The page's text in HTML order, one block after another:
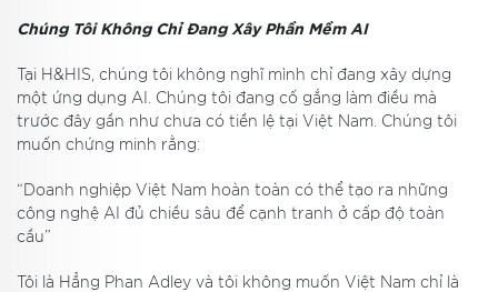
Chúng Tôi Không Chỉ Đang Xây Phần Mềm AI
Tại H&HIS, chúng tôi không nghĩ mình chỉ đang xây dựng
một ứng dụng AI. Chúng tôi đang cố gắng làm điều mà
trước đây gần như chưa có tiền lệ tại Việt Nam. Chúng tôi
muốn chứng minh rằng:
“Doanh nghiệp Việt Nam hoàn toàn có thể tạo ra những
công nghệ AI đủ chiều sâu để cạnh tranh ở cấp độ toàn
cầu”
Tôi là Hẳng Phan Adley và tôi không muốn Việt Nam chỉ là